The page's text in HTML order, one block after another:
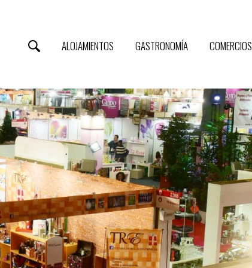
ALOJAMIENTOS GASTRONOMÍA COMERCIOS